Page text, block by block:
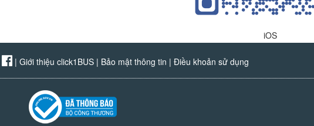
iOS
| Giới thiệu click1BUS| Bảo mật thông tin | Điều khoản sử dụng